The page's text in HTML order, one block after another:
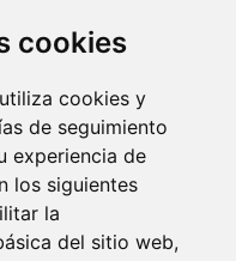
cookies
cookies y
de seguimiento
experiencia de
los siguientes
la
del sitio web,
ACTRIZ MAS GUAPA DE
LAS FOTOS